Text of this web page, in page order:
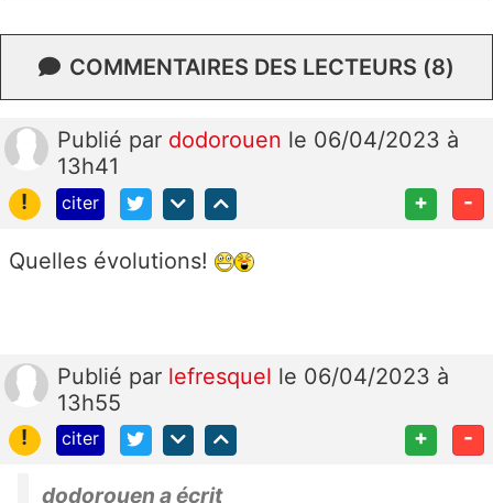
COMMENTAIRES DES LECTEURS (8)
Publié par dodorouen le 06/04/2023 à
13h41
!
citer + -
Quelles évolutions!
Publié par lefresquel le 06/04/2023 à
13h55
!
citer + -
dodorouen a écrit